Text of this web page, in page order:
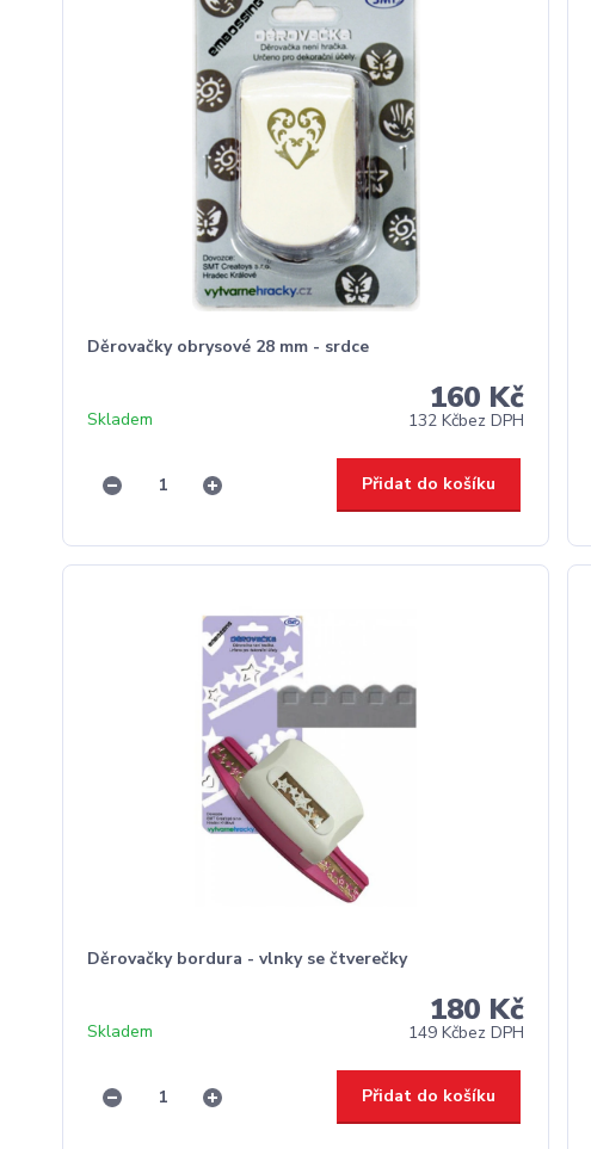
Děrovačky obrysové 28 mm - srdce
160 Kč
132 Kčbez DPH
Skladem
Přidat do košíku
Děrovačky bordura - vlnky se čtverečky
180 Kč
149 Kčbez DPH
Skladem
Přidat do košíku